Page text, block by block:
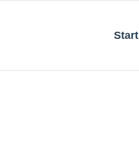
Start